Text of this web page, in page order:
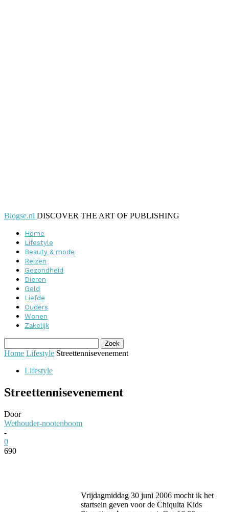
Blogse.nl DISCOVER THE ART OF PUBLISHING
Home
Lifestyle
Beauty & mode
Reizen
Gezondheid
Dieren
Geld
Liefde
Ouders
Wonen
Zakelijk
Home Lifestyle Streettennisevenement
Lifestyle
Streettennisevenement
Door
Wethouder-nootenboom
-
0
690
Vrijdagmiddag 30 juni 2006 mocht ik het
startsein geven voor de Chiquita Kids